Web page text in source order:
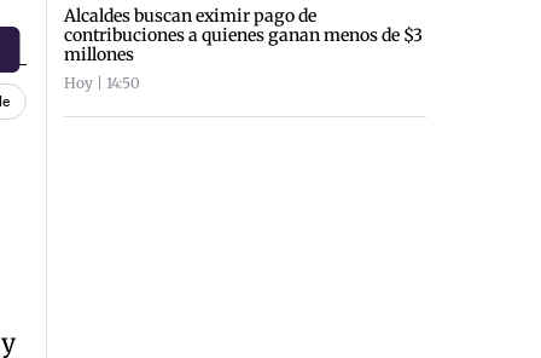
Alcaldes buscan eximir pago de
contribuciones a quienes ganan menos de $3
millones
Hoy | 14:50